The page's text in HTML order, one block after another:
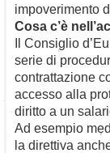
impoverimento
Cosa c’è
Il Consiglio
serie di
contrattazione
accesso alla
diritto a un
Ad esempio
la direttiva